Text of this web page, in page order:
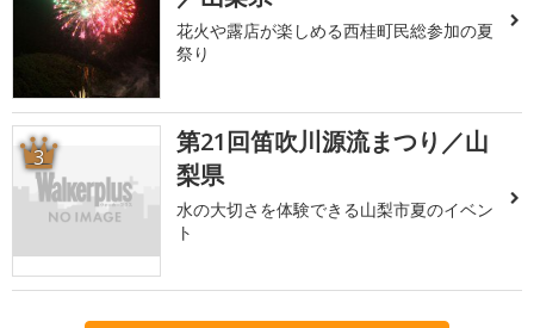
花火や露店が楽しめる西桂町民総参加の夏
祭り
3
第21回笛吹川源流まつり／山
梨県
水の大切さを体験できる山梨市夏のイベン
ト